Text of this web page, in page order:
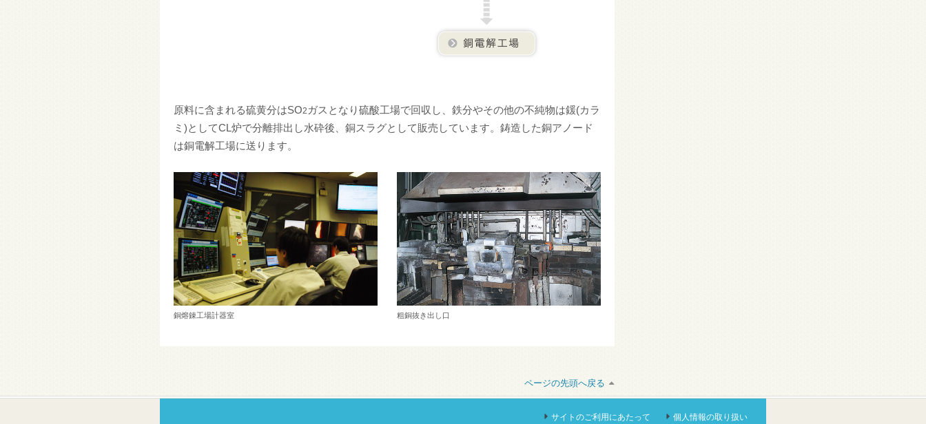
原料に含まれる硫黄分はSO2 ガスとなり硫酸工場で回収し、鉄分やその他の不純物は鍰(カラ
ミ)としてCL炉で分離排出し水砕後、銅スラグとして販売しています。鋳造した銅アノード
は銅電解工場に送ります。
銅熔錬工場計器室 粗銅抜き出し口
ページの先頭へ戻る
サイトのご利用にあたって 個人情報の取り扱い